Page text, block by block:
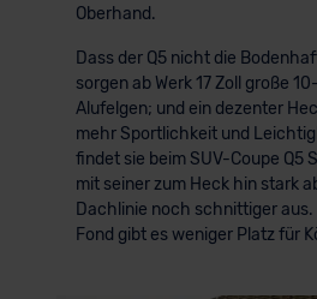
Oberhand.
Dass der Q5 nicht die
sorgen ab Werk 17 Zoll große
Alufelgen; und ein dezenter
mehr Sportlichkeit und
findet sie beim SUV-Coupe Q5
mit seiner zum Heck hin stark
Dachlinie noch schnittiger
Fond gibt es weniger Platz für